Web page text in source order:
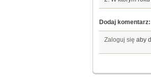
Dodaj komentarz:
Zaloguj się aby